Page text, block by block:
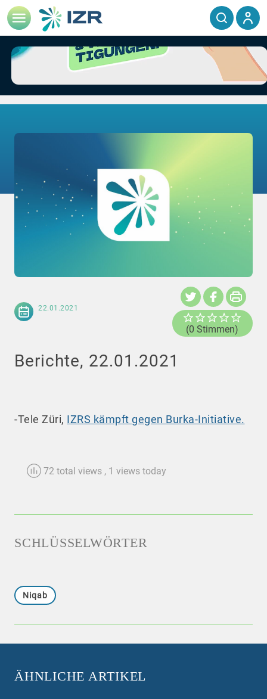
22.01.2021
(0 Stimmen)
Berichte, 22.01.2021
-Tele Züri, IZRS kämpft gegen Burka-Initiative.
72 total views , 1 views today
SCHLÜSSELWÖRTER
Niqab
ÄHNLICHE ARTIKEL